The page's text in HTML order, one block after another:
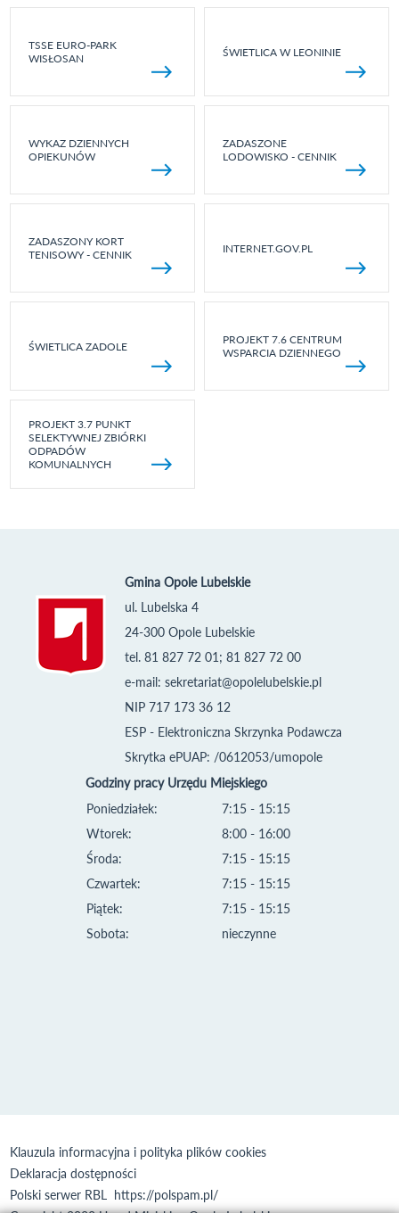
TSSE EURO-PARK
WISŁOSAN
ŚWIETLICA W LEONINIE
WYKAZ DZIENNYCH
OPIEKUNÓW
ZADASZONE
LODOWISKO - CENNIK
ZADASZONY KORT
TENISOWY - CENNIK
INTERNET.GOV.PL
ŚWIETLICA ZADOLE
PROJEKT 7.6 CENTRUM
WSPARCIA DZIENNEGO
PROJEKT 3.7 PUNKT
SELEKTYWNEJ ZBIÓRKI
ODPADÓW
KOMUNALNYCH
Gmina Opole Lubelskie
ul. Lubelska 4
24-300 Opole Lubelskie
tel. 81 827 72 01; 81 827 72 00
e-mail: sekretariat@opolelubelskie.pl
NIP 717 173 36 12
ESP - Elektroniczna Skrzynka Podawcza
Skrytka ePUAP: /0612053/umopole
Godziny pracy Urzędu Miejskiego
Poniedziałek:
Wtorek:
Środa:
Czwartek:
Piątek:
Sobota:
7:15 - 15:15
8:00 - 16:00
7:15 - 15:15
7:15 - 15:15
7:15 - 15:15
nieczynne
Klauzula informacyjna i polityka plików cookies
Deklaracja dostępności
Polski serwer RBL https://polspam.pl/